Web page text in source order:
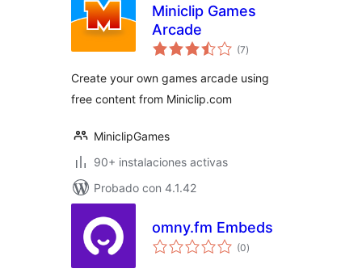
Miniclip Games
Arcade
(7valoraciones
en
)
Create your own games arcade using
free content from Miniclip.com
MiniclipGames
90+ instalaciones activas
Probado con 4.1.42
omny.fm Embeds
(0valoraciones
en
)